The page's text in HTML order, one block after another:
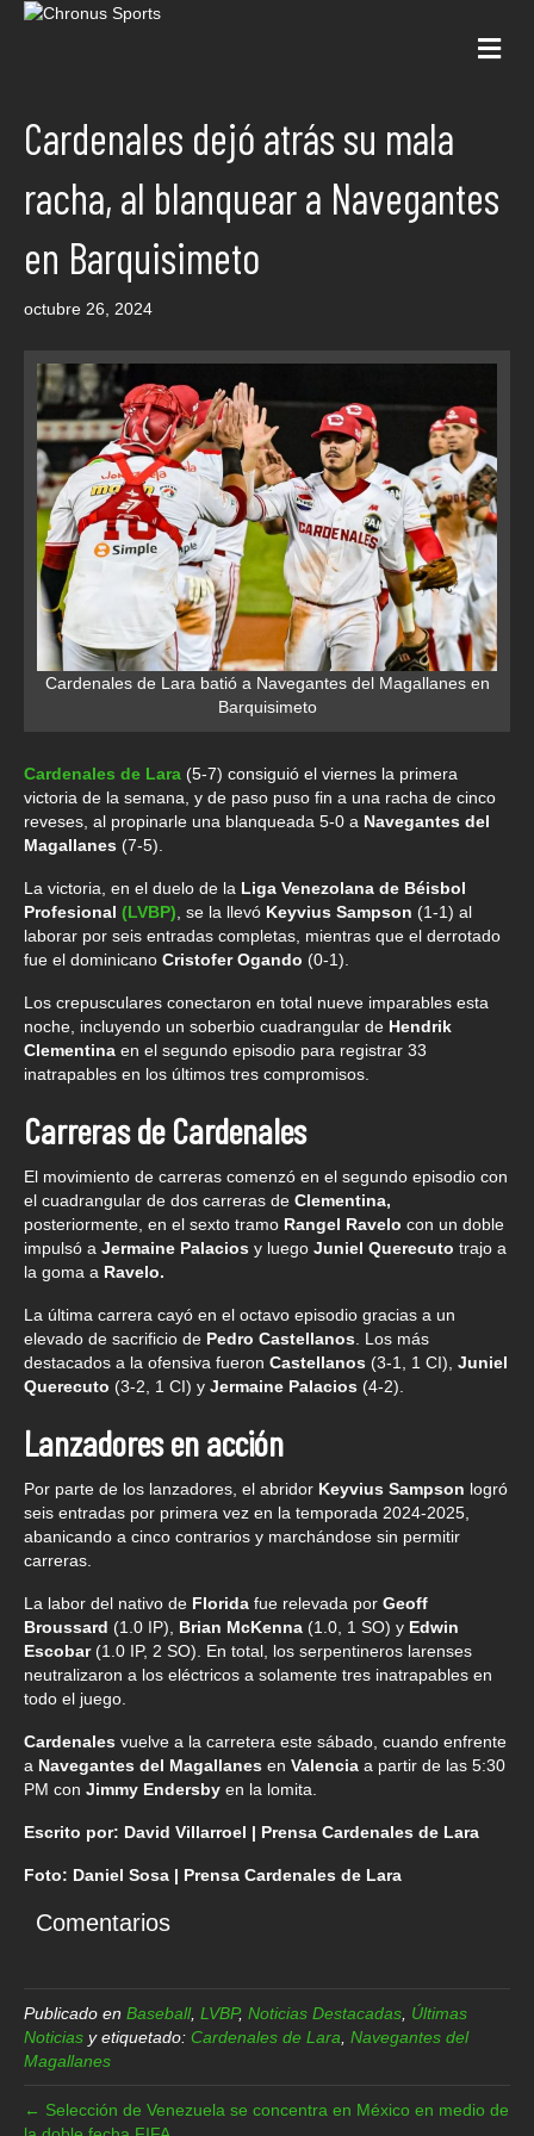
Cardenales dejó atrás su mala
racha, al blanquear a Navegantes
en Barquisimeto
octubre 26, 2024
Cardenales de Lara batió a Navegantes del Magallanes en
Barquisimeto
Cardenales de Lara (5-7) consiguió el viernes la primera
victoria de la semana, y de paso puso fin a una racha de cinco
reveses, al propinarle una blanqueada 5-0 a Navegantes del
Magallanes (7-5).
La victoria, en el duelo de la Liga Venezolana de Béisbol
Profesional (LVBP) , se la llevó Keyvius Sampson (1-1) al
laborar por seis entradas completas, mientras que el derrotado
fue el dominicano Cristofer Ogando (0-1).
Los crepusculares conectaron en total nueve imparables esta
noche, incluyendo un soberbio cuadrangular de Hendrik
Clementina en el segundo episodio para registrar 33
inatrapables en los últimos tres compromisos.
Carreras de Cardenales
El movimiento de carreras comenzó en el segundo episodio con
el cuadrangular de dos carreras de Clementina,
posteriormente, en el sexto tramo Rangel Ravelo con un doble
impulsó a Jermaine Palacios y luego Juniel Querecuto trajo a
la goma a Ravelo.
La última carrera cayó en el octavo episodio gracias a un
elevado de sacrificio de Pedro Castellanos . Los más
destacados a la ofensiva fueron Castellanos (3-1, 1 CI), Juniel
Querecuto (3-2, 1 CI) y Jermaine Palacios (4-2).
Lanzadores en acción
Por parte de los lanzadores, el abridor Keyvius Sampson logró
seis entradas por primera vez en la temporada 2024-2025,
abanicando a cinco contrarios y marchándose sin permitir
carreras.
La labor del nativo de Florida fue relevada por Geoff
Broussard (1.0 IP), Brian McKenna (1.0, 1 SO) y Edwin
Escobar(1.0 IP, 2 SO). En total, los serpentineros larenses
neutralizaron a los eléctricos a solamente tres inatrapables en
todo el juego.
Cardenales vuelve a la carretera este sábado, cuando enfrente
a Navegantes del Magallanes en Valencia a partir de las 5:30
PM con Jimmy Endersby en la lomita.
Escrito por: David Villarroel | Prensa Cardenales de Lara
Foto: Daniel Sosa | Prensa Cardenales de Lara
Comentarios
Publicado en Baseball, LVBP, Noticias Destacadas Últimas
Noticias y etiquetado: Cardenales de Lara Navegantes del
Magallanes
← Selección de Venezuela se concentra en México en medio de